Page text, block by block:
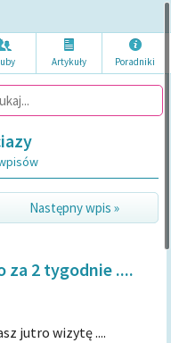
Artykuły Poradniki
Następny wpis »
za 2 tygodnie ....
jutro wizytę ....